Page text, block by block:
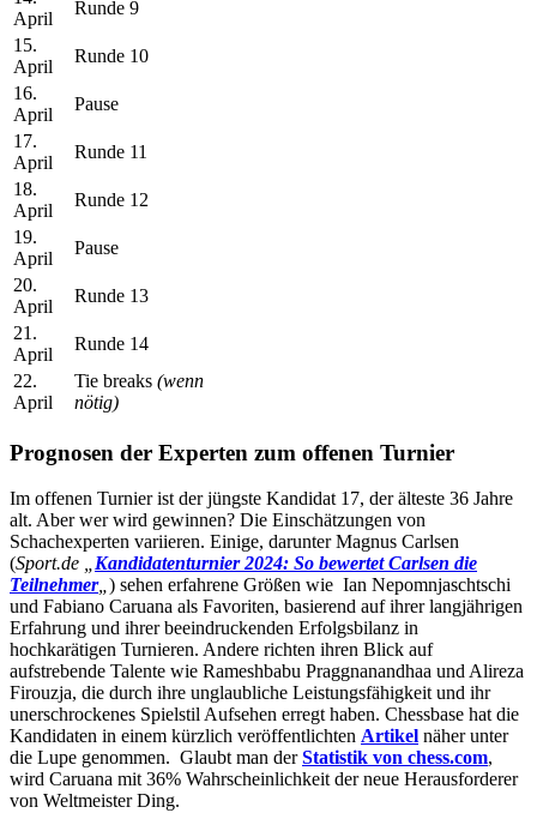
April
Runde 9
15.
April
Runde 10
16.
April
Pause
17.
April
Runde 11
18.
April
Runde 12
19.
April
Pause
20.
April
Runde 13
21.
April
Runde 14
22.
April
Tie breaks (wenn
nötig)
Prognosen der Experten zum offenen Turnier
Im offenen Turnier ist der jüngste Kandidat 17, der älteste 36 Jahre
alt. Aber wer wird gewinnen? Die Einschätzungen von
Schachexperten variieren. Einige, darunter Magnus Carlsen
(Sport.de „Kandidatenturnier 2024: So bewertet Carlsen die
Teilnehmer„) sehen erfahrene Größen wie Ian Nepomnjaschtschi
und Fabiano Caruana als Favoriten, basierend auf ihrer langjährigen
Erfahrung und ihrer beeindruckenden Erfolgsbilanz in
hochkarätigen Turnieren. Andere richten ihren Blick auf
aufstrebende Talente wie Rameshbabu Praggnanandhaa und Alireza
Firouzja, die durch ihre unglaubliche Leistungsfähigkeit und ihr
unerschrockenes Spielstil Aufsehen erregt haben. Chessbase hat die
Kandidaten in einem kürzlich veröffentlichten Artikel näher unter
die Lupe genommen. Glaubt man derStatistik von chess.com,
wird Caruana mit 36% Wahrscheinlichkeit der neue Herausforderer
von Weltmeister Ding.